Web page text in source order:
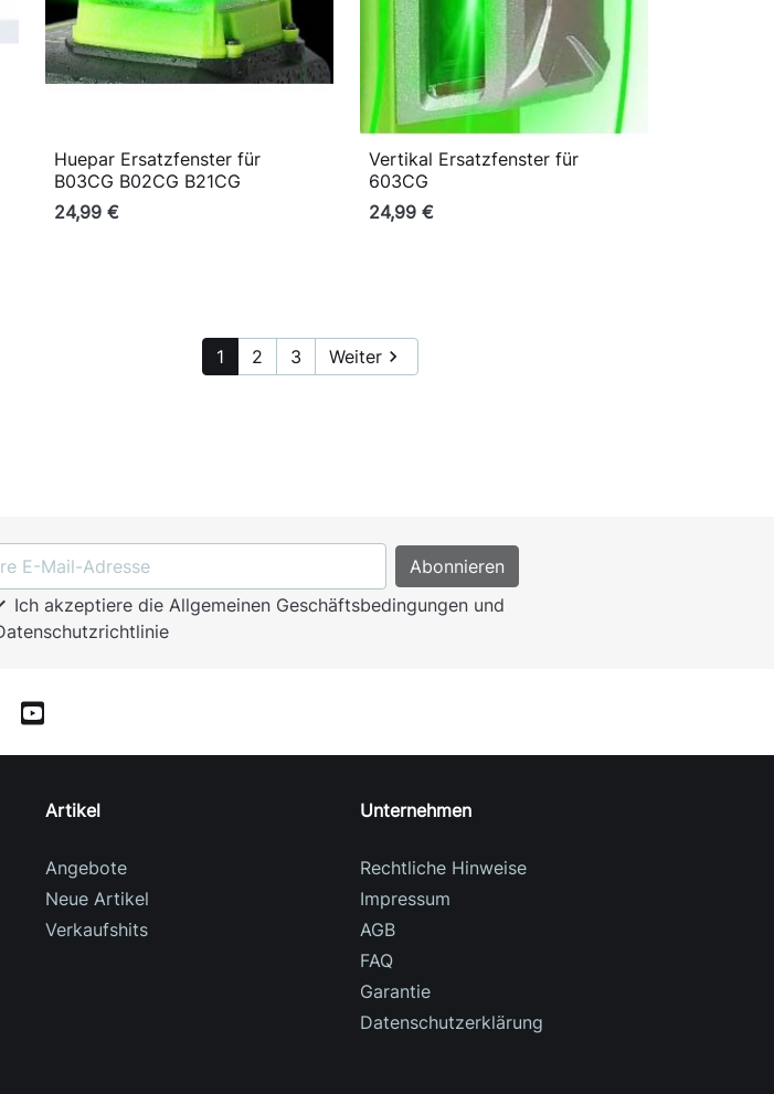
 Vorschau
Huepar Ersatzfenster für
B03CG B02CG B21CG
24,99 €
 Vorschau
Vertikal Ersatzfenster für
603CG
24,99 €
1 2 3 Weiter 
Ich akzeptiere die Allgemeinen Geschäftsbedingungen und
Artikel
Angebote
Neue Artikel
Verkaufshits
Unternehmen
Rechtliche Hinweise
Impressum
AGB
FAQ
Garantie
Datenschutzerklärung